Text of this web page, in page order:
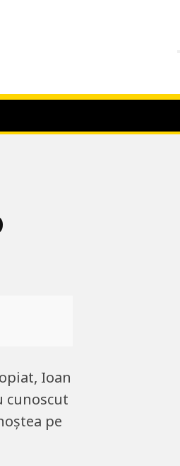
Ioan
cunoscut
pe